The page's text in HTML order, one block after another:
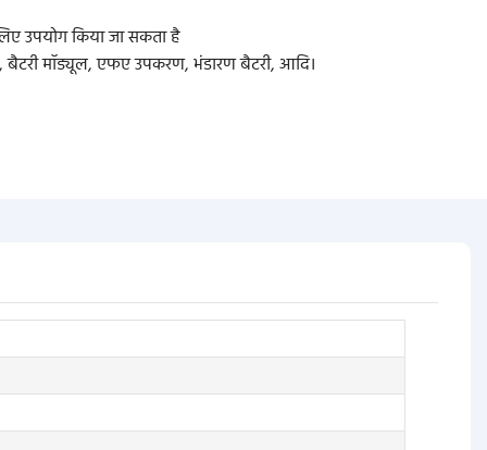
उपयोग किया जा सकता है
बैटरी मॉड्यूल, एफए उपकरण, भंडारण बैटरी, आदि।